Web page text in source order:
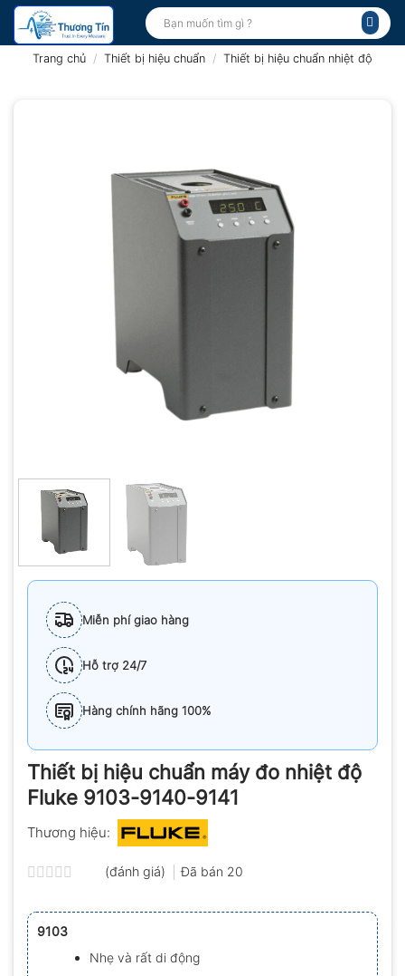
Bỏ
qua
Tìm
kiếm:
Trang chủ / Thiết bị hiệu chuẩn / Thiết bị hiệu chuẩn nhiệt độ
Miễn phí giao hàng
Hỗ trợ 24/7
Hàng chính hãng 100%
Thiết bị hiệu chuẩn máy đo nhiệt độ
Fluke 9103-9140-9141
Thương hiệu:
xếp
hạng
0.0
5
sao
(đánh giá) Đã bán 20
9103
Nhẹ và rất di động